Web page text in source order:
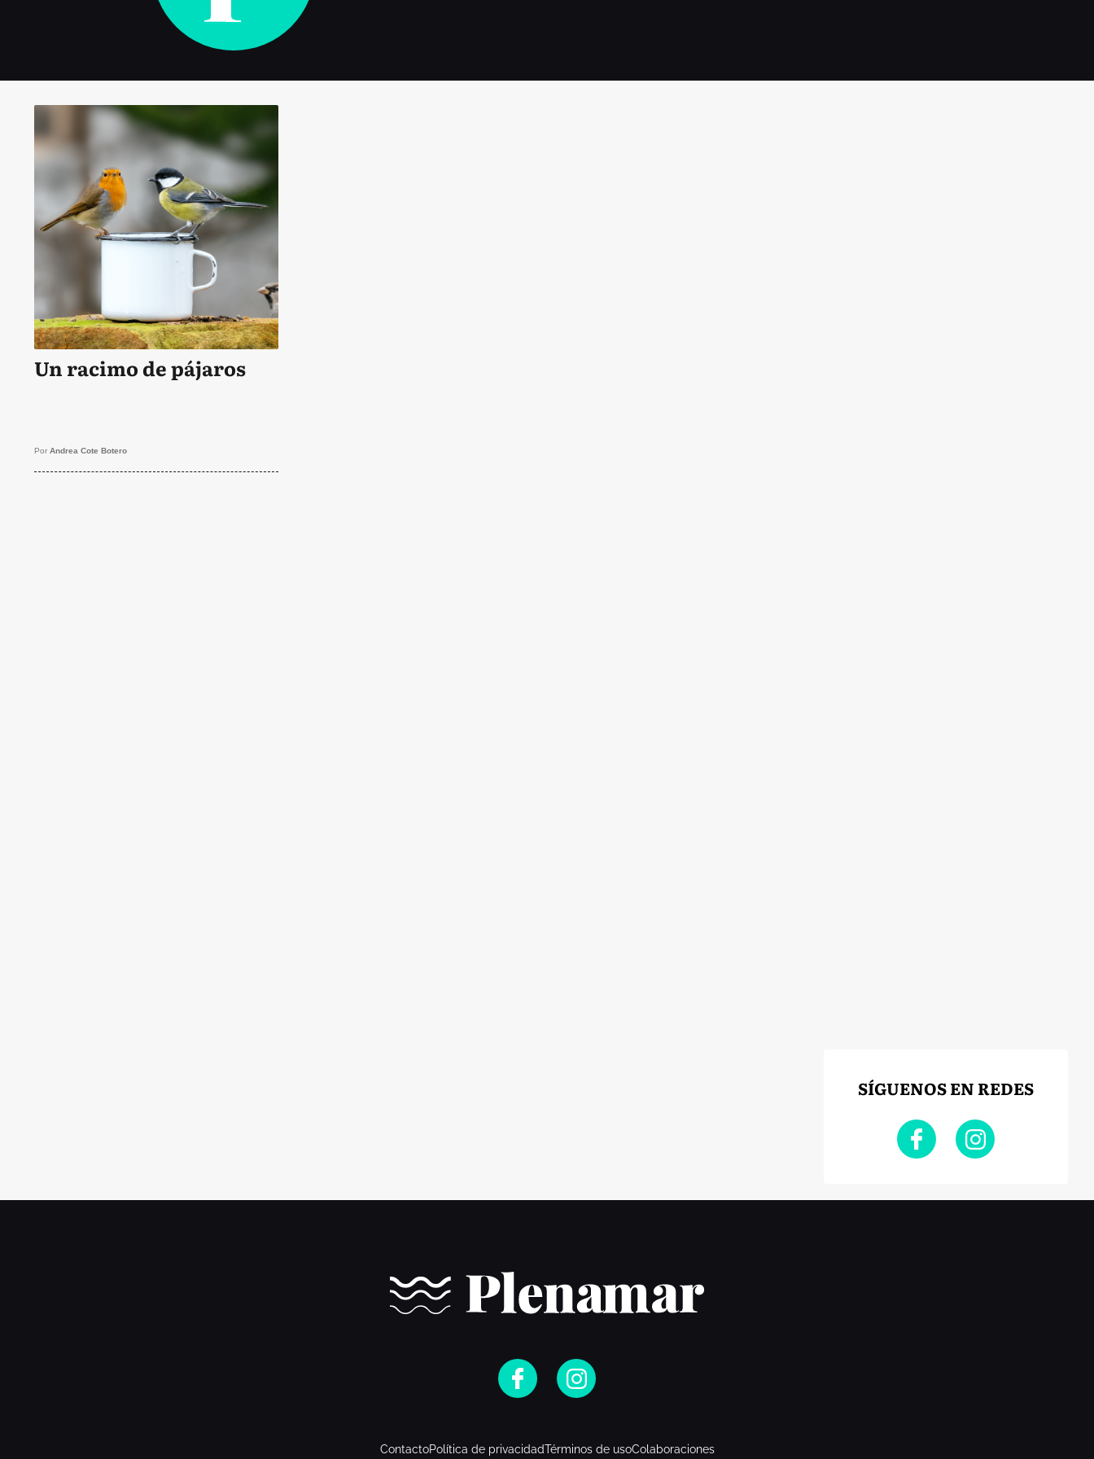
Un racimo de pájaros
Por Andrea Cote Botero
SÍGUENOS EN REDES
ContactoPolítica de privacidadTérminos de usoColaboraciones